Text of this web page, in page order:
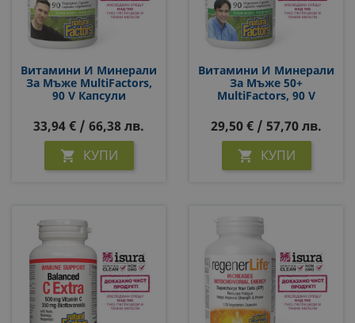
Витамини И Минерали
За Мъже MultiFactors,
90 V Капсули
33,94 € / 66,38 лв.
 КУПИ
Витамини И Минерали
За Мъже 50+
MultiFactors, 90 V
29,50 € / 57,70 лв.
 КУПИ